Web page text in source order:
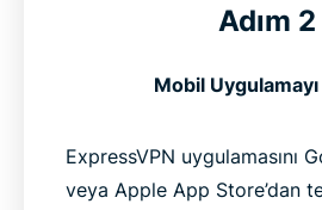
Adım 2
Mobil
ExpressVPN uygulamasını
veya Apple App Store’dan